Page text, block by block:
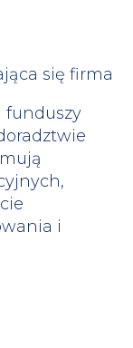
się firma
funduszy
i